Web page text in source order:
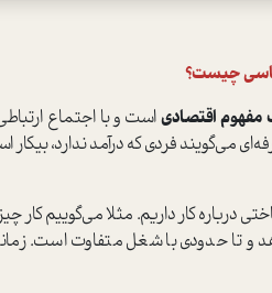
چیست؟
مفهوم اقتصادیاست و با اجتماع
می‌گویند فردی که درآمد ندارد،
درباره کار داریم. مثلا می‌گوییم کار
و تا حدودی با شغل متفاوت است.